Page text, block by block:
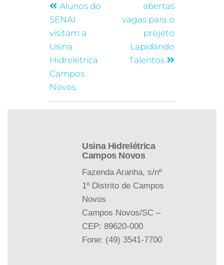
Alunos do
SENAI
visitam a
Usina
Hidrelétrica
Campos
Novos
abertas
vagas para o
projeto
Lapidando
Talentos
Usina Hidrelétrica
Campos Novos
Fazenda Aranha, s/nº
1º Distrito de Campos
Novos
Campos Novos/SC –
CEP: 89620-000
Fone: (49) 3541-7700